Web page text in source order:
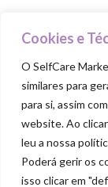
Cookies e
O SelfCare
similares para
para si, assim
website. Ao
leu a nossa
Poderá gerir os
isso clicar em
Goodie Bag
Cuida-te
Ama-te
Nutre-te